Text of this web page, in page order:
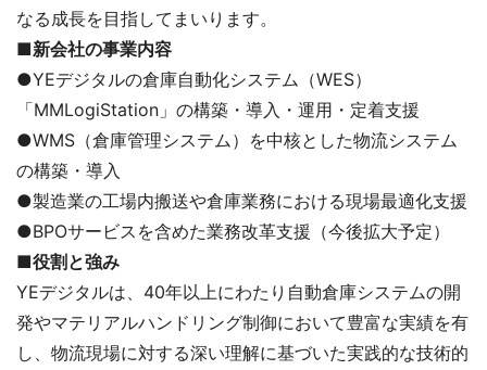
なる成長を目指してまいります。
■新会社の事業内容
●YEデジタルの倉庫自動化システム（WES）
「MMLogiStation」の構築・導入・運用・定着支援
●WMS（倉庫管理システム）を中核とした物流システム
の構築・導入
●製造業の工場内搬送や倉庫業務における現場最適化支援
●BPOサービスを含めた業務改革支援（今後拡大予定）
■役割と強み
YEデジタルは、40年以上にわたり自動倉庫システムの開
発やマテリアルハンドリング制御において豊富な実績を有
し、物流現場に対する深い理解に基づいた実践的な技術的